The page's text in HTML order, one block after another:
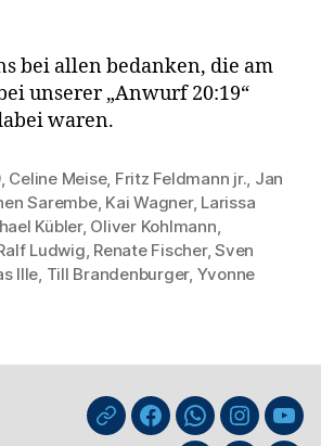
–
großes
Euch
bei allen bedanken, die am
unserer „Anwurf 20:19“
waren.
, Celine Meise, Fritz Feldmann jr., Jan
Sarembe, Kai Wagner, Larissa
Kübler, Oliver Kohlmann,
Ludwig, Renate Fischer,Sven
Ille, Till Brandenburger, Yvonne
nuLigaFacebookWhatsApp-